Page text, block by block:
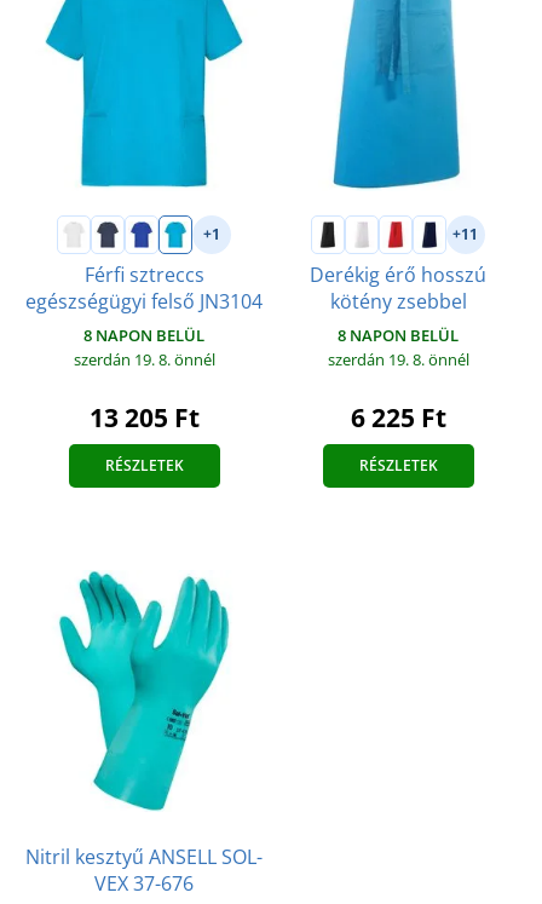
+1
Férfi sztreccs
egészségügyi felső JN3104
8 NAPON BELÜL
szerdán 19. 8.önnél
13 205 Ft
RÉSZLETEK
+11
Derékig érő hosszú
kötény zsebbel
8 NAPON BELÜL
szerdán 19. 8.önnél
6 225 Ft
RÉSZLETEK
Nitril kesztyű ANSELL SOL-
VEX 37-676